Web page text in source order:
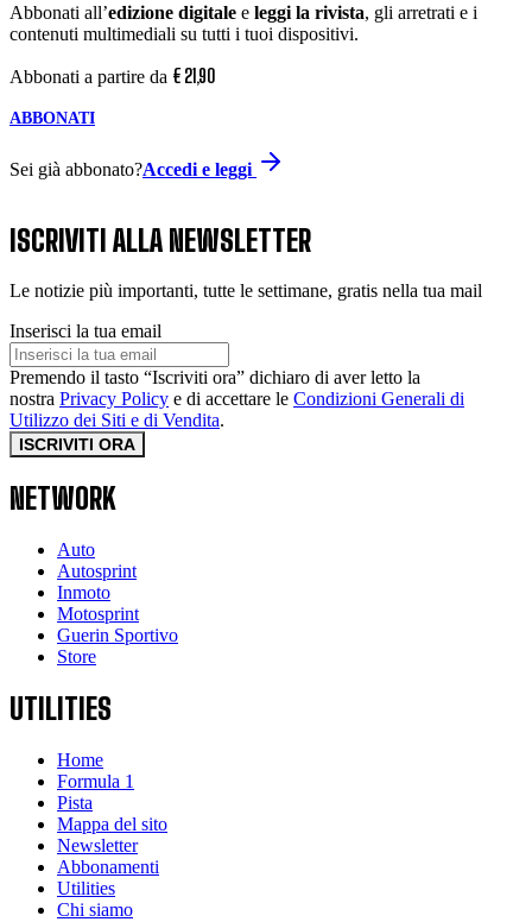
Abbonati all’edizione digitale e leggi la rivista, gli arretrati e i
contenuti multimediali su tutti i tuoi dispositivi.
Abbonati a partire da € 21,90
ABBONATI
Sei già abbonato?Accedi e leggi
ISCRIVITI ALLA NEWSLETTER
Le notizie più importanti, tutte le settimane, gratis nella tua mail
Inserisci la tua email
Premendo il tasto “Iscriviti ora” dichiaro di aver letto la
nostra Privacy Policy e di accettare le Condizioni Generali di
Utilizzo dei Siti e di Vendita.
ISCRIVITI ORA
NETWORK
Auto
Autosprint
Inmoto
Motosprint
Guerin Sportivo
Store
UTILITIES
Home
Formula 1
Pista
Mappa del sito
Newsletter
Abbonamenti
Utilities
Chi siamo